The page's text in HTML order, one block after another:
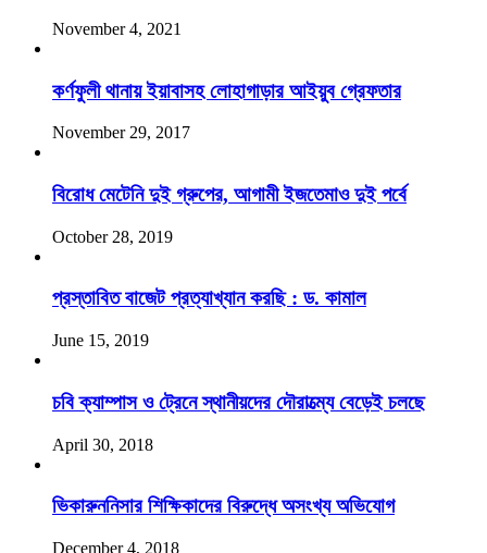
November 4, 2021
কর্ণফুলী থানায় ইয়াবাসহ লোহাগাড়ার আইয়ুব গ্রেফতার
November 29, 2017
বিরোধ মেটেনি দুই গ্রুপের, আগামী ইজতেমাও দুই পর্বে
October 28, 2019
প্রস্তাবিত বাজেট প্রত্যাখ্যান করছি : ড. কামাল
June 15, 2019
চবি ক্যাম্পাস ও ট্রেনে স্থানীয়দের দৌরাত্ম্যে বেড়েই চলছে
April 30, 2018
ভিকারুননিসার শিক্ষিকাদের বিরুদ্ধে অসংখ্য অভিযোগ
December 4, 2018